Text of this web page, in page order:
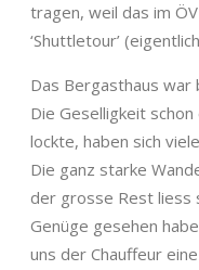
tra­gen, weil das im
‘Shut­tle­tour’
Das Bergasthaus war
Die Gesel­ligkeit
lock­te, haben sich
Die ganz starke
der grosse Rest liess
Genüge gese­hen
uns der Chauf­feur